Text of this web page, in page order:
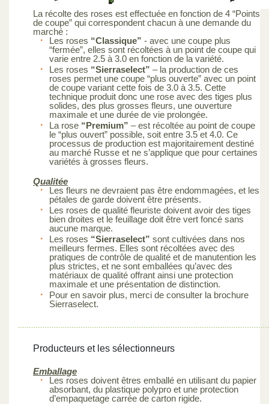
La récolte des roses est effectuée en fonction de 4 “Points
de coupe” qui correspondent chacun à une demande du
marché :
Les roses “Classique” - avec une coupe plus
“fermée”, elles sont récoltées à un point de coupe qui
varie entre 2.5 à 3.0 en fonction de la variété.
Les roses “Sierraselect” – la production de ces
roses permet une coupe “plus ouverte” avec un point
de coupe variant cette fois de 3.0 à 3.5. Cette
technique produit donc une rose avec des tiges plus
solides, des plus grosses fleurs, une ouverture
maximale et une durée de vie prolongée.
La rose “Premium” – est récoltée au point de coupe
le “plus ouvert” possible, soit entre 3.5 et 4.0. Ce
processus de production est majoritairement destiné
au marché Russe et ne s’applique que pour certaines
variétés à grosses fleurs.
Qualitée
Les fleurs ne devraient pas être endommagées, et les
pétales de garde doivent être présents.
Les roses de qualité fleuriste doivent avoir des tiges
bien droites et le feuillage doit être vert foncé sans
aucune marque.
Les roses “Sierraselect” sont cultivées dans nos
meilleurs fermes. Elles sont récoltées avec des
pratiques de contrôle de qualité et de manutention les
plus strictes, et ne sont emballées qu’avec des
matériaux de qualité offrant ainsi une protection
maximale et une présentation de distinction.
Pour en savoir plus, merci de consulter la brochure
Sierraselect.
Producteurs et les sélectionneurs
Emballage
Les roses doivent êtres emballé en utilisant du papier
absorbant, du plastique polypro et une protection
d’empaquetage carrée de carton rigide.